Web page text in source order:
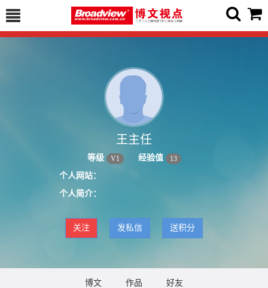
王主任
等级 V1 经验值 13
个人网站：
个人简介：
关注 发私信 送积分
博文 作品 好友